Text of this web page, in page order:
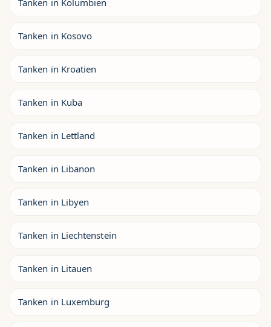
Tanken in Kolumbien
Tanken in Kosovo
Tanken in Kroatien
Tanken in Kuba
Tanken in Lettland
Tanken in Libanon
Tanken in Libyen
Tanken in Liechtenstein
Tanken in Litauen
Tanken in Luxemburg